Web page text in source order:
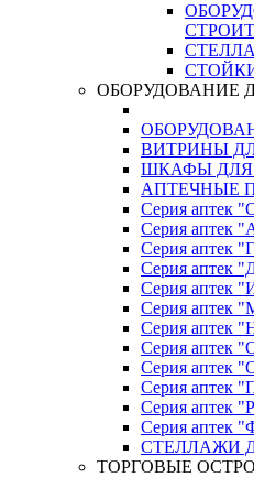
ОБОРУДОВАНИЕ
ВИТРИНЫ
ШКАФЫ ДЛЯ
АПТЕЧНЫЕ
Серия аптек
Серия аптек
Серия аптек
Серия аптек
Серия
Серия аптек
Серия аптек
Серия аптек
Серия аптек
Серия
Серия
Серия
СТЕЛЛАЖИ
ТОРГОВЫЕ